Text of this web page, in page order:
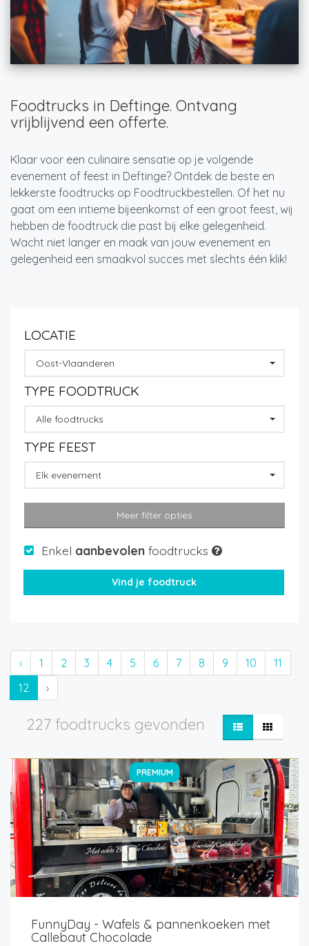
Foodtrucks in Deftinge. Ontvang
vrijblijvend een offerte.
Klaar voor een culinaire sensatie op je volgende
evenement of feest in Deftinge? Ontdek de beste en
lekkerste foodtrucks op Foodtruckbestellen. Of het nu
gaat om een intieme bijeenkomst of een groot feest, wij
hebben de foodtruck die past bij elke gelegenheid.
Wacht niet langer en maak van jouw evenement en
gelegenheid een smaakvol succes met slechts één klik!
LOCATIE
Oost-Vlaanderen
TYPE FOODTRUCK
Alle foodtrucks
TYPE FEEST
Elk evenement
Meer filter opties
Enkel aanbevolen foodtrucks
‹ 1 2 3 4 5 6 7 8 9 10
11
12
›
227 foodtrucks gevonden
PREMIUM
FunnyDay - Wafels & pannenkoeken met
Callebaut Chocolade